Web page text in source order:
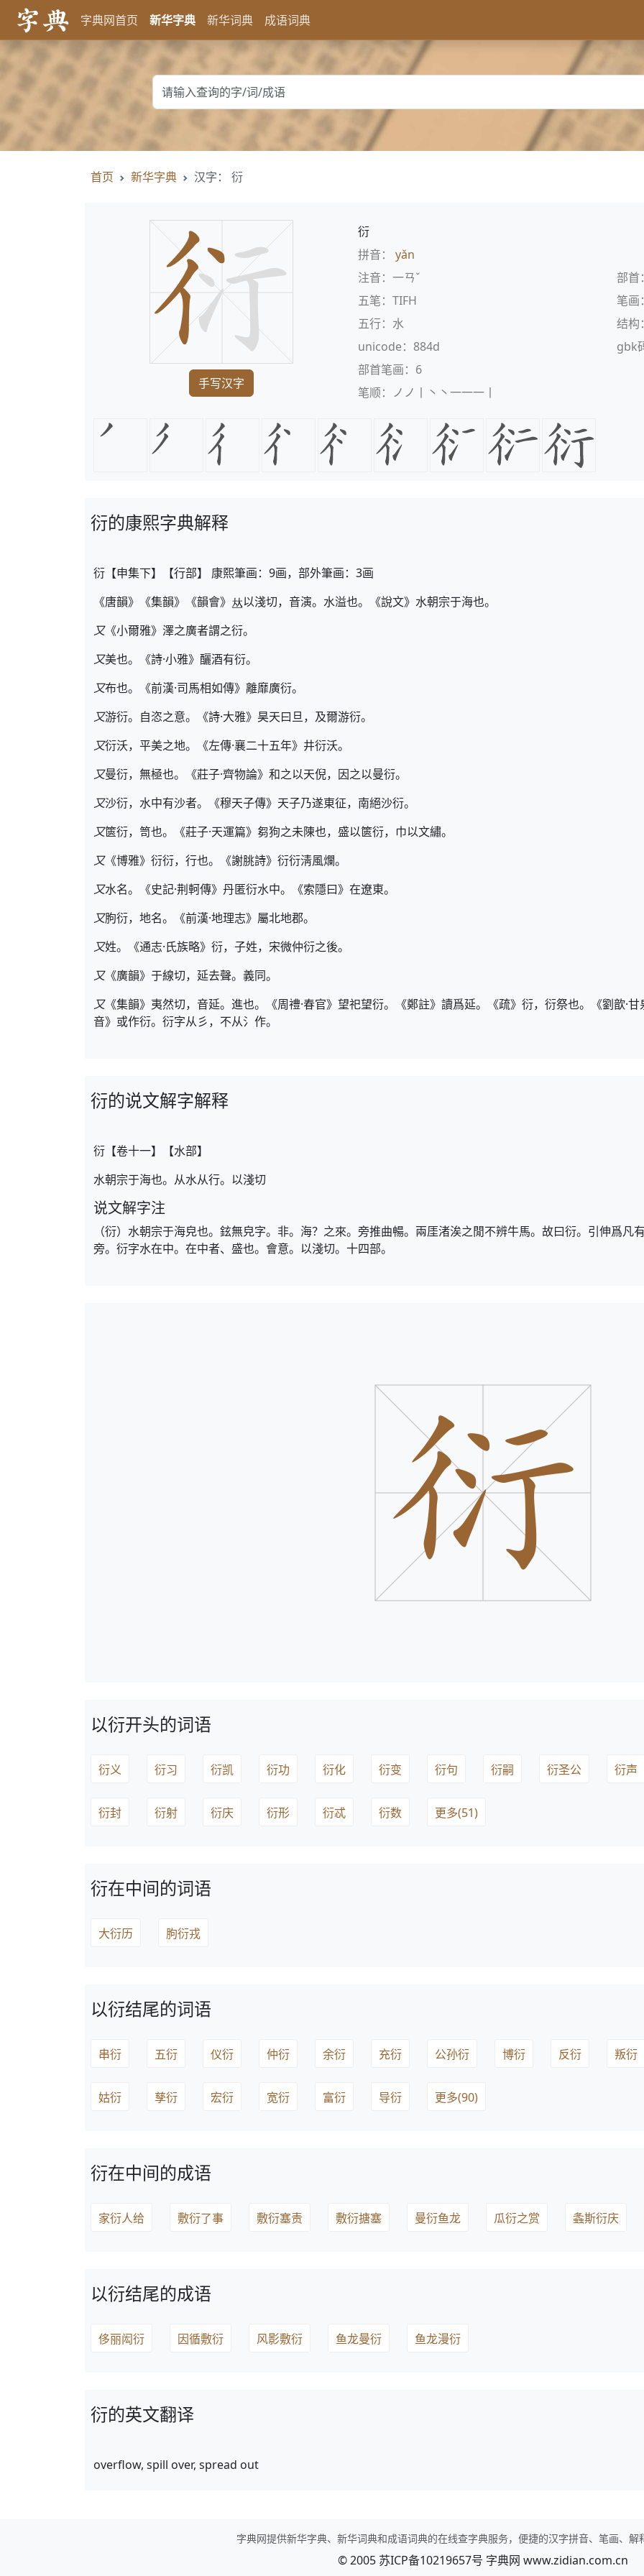
字典网首页 新华字典 新华词典 成语词典
首页 新华字典 汉字： 衍
手写汉字
衍
拼音： yǎn
注音：一ㄢˇ
部首：
五笔：TIFH
笔画：
五行：水
结构
unicode：884d
gbk
部首笔画：6
笔顺：ノノ丨丶丶一一一丨
衍的康熙字典解释
衍【申集下】【行部】 康熙筆画：9画，部外筆画：3画
《唐韻》《集韻》《韻會》
以淺切，音演。水溢也。《說文》水朝宗于海也。
又《小爾雅》澤之廣者謂之衍。
又美也。《詩·小雅》釃酒有衍。
又布也。《前漢·司馬相如傳》離靡廣衍。
又游衍。自恣之意。《詩·大雅》昊天曰旦，及爾游衍。
又衍沃，平美之地。《左傳·襄二十五年》井衍沃。
又曼衍，無極也。《莊子·齊物論》和之以天倪，因之以曼衍。
又沙衍，水中有沙者。《穆天子傳》天子乃遂東征，南絕沙衍。
又篋衍，笥也。《莊子·天運篇》芻狗之未陳也，盛以篋衍，巾以文繡。
又《博雅》衍衍，行也。《謝朓詩》衍衍淸風爛。
又水名。《史記·荆軻傳》丹匿衍水中。《索隱曰》在遼東。
又朐衍，地名。《前漢·地理志》屬北地郡。
又姓。《通志·氏族略》衍，子姓，宋微仲衍之後。
又《廣韻》于線切，延去聲。義同。
又《集韻》夷然切，音延。進也。《周禮·春官》望祀望衍。《鄭註》讀爲延。《疏》衍，衍祭也。《劉歆·
音》或作衍。衍字从彡，不从氵作。
衍的说文解字解释
衍【卷十一】【水部】
水朝宗于海也。从水从行。以淺切
说文解字注
（衍）水朝宗于海皃也。鉉無皃字。非。海？之來。旁推曲暢。兩厓渚涘之閒不辨牛馬。故曰衍。引伸爲凡
旁。衍字水在中。在中者、盛也。會意。以淺切。十四部。
以衍开头的词语
衍义 衍习 衍凯 衍功 衍化 衍变 衍句 衍嗣 衍圣公 衍声
衍封 衍射 衍庆 衍形 衍忒 衍数 更多(51)
衍在中间的词语
大衍历 朐衍戎
以衍结尾的词语
串衍 五衍 仪衍 仲衍 余衍 充衍 公孙衍 博衍 反衍 叛衍
姑衍 孳衍 宏衍 宽衍 富衍 导衍 更多(90)
衍在中间的成语
家衍人给 敷衍了事 敷衍塞责 敷衍搪塞 曼衍鱼龙 瓜衍之赏 螽斯衍庆
以衍结尾的成语
侈丽闳衍 因循敷衍 风影敷衍 鱼龙曼衍 鱼龙漫衍
衍的英文翻译
overflow, spill over, spread out
字典网提供新华字典、新华词典和成语词典的在线查字典服务，便捷的汉字拼音、笔画、解
© 2005 苏ICP备10219657号 字典网 www.zidian.com.cn